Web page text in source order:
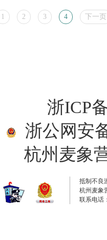
1 2 3 4 下一页
浙ICP
浙公网安
杭州麦象
抵制不良
杭州麦象
联系电话